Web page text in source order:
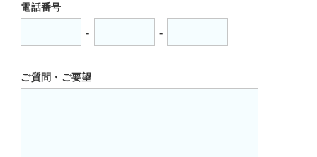
電話番号
- -
ご質問・ご要望